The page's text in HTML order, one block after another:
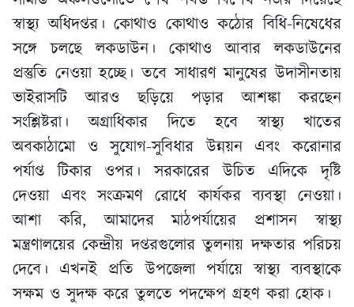
স্বাস্থ্য অধিদপ্তর। কোথাও কোথাও কঠোর বিধি-নিষেধের
সঙ্গে চলছে লকডাউন। কোথাও আবার লকডাউনের
প্রস্তুতি নেওয়া হচ্ছে। তবে সাধারণ মানুষের উদাসীনতায়
ভাইরাসটি আরও ছড়িয়ে পড়ার আশঙ্কা করছেন
সংশ্লিষ্টরা। অগ্রাধিকার দিতে হবে স্বাস্থ্য খাতের
অবকাঠামো ও সুযোগ-সুবিধার উন্নয়ন এবং করোনার
পর্যাপ্ত টিকার ওপর। সরকারের উচিত এদিকে দৃষ্টি
দেওয়া এবং সংক্রমণ রোধে কার্যকর ব্যবস্থা নেওয়া।
আশা করি, আমাদের মাঠপর্যায়ের প্রশাসন স্বাস্থ্য
মন্ত্রণালয়ের কেন্দ্রীয় দপ্তরগুলোর তুলনায় দক্ষতার পরিচয়
দেবে। এখনই প্রতি উপজেলা পর্যায়ে স্বাস্থ্য ব্যবস্থাকে
সক্ষম ও সুদক্ষ করে তুলতে পদক্ষেপ গ্রহণ করা হোক।